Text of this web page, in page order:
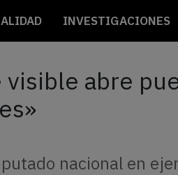
INVESTIGACIONES
abre
nacional en